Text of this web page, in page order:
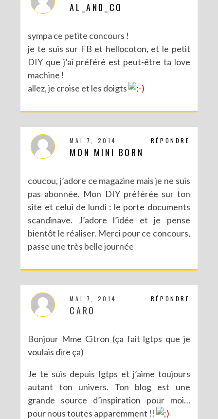
AL_AND_CO
sympa ce petite concours !
je te suis sur FB et hellocoton, et le petit
DIY que j’ai préféré est peut-être ta love
machine !
allez, je croise et les doigts
RÉPONDRE
MAI 7, 2014
MON MINI BORN
coucou, j’adore ce magazine mais je ne suis
pas abonnée. Mon DIY préférée sur ton
site et celui de lundi : le porte documents
scandinave. J’adore l’idée et je pense
bientôt le réaliser. Merci pour ce concours,
passe une très belle journée
RÉPONDRE
MAI 7, 2014
CARO
Bonjour Mme Citron (ça fait lgtps que je
voulais dire ça)
Je te suis depuis lgtps et j’aime toujours
autant ton univers. Ton blog est une
grande source d’inspiration pour moi…
pour nous toutes apparemment !!